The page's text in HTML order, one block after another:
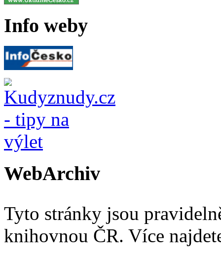
Info weby
WebArchiv
Tyto stránky jsou
knihovnou ČR. Více